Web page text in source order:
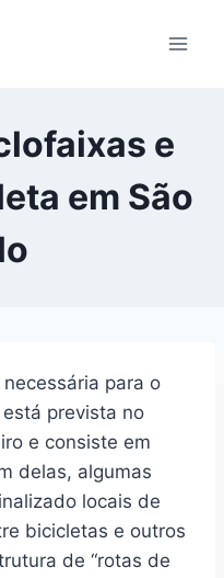
e
em São
para o
prevista no
e consiste em
delas, algumas
locais de
bicicletas e outros
de “rotas de